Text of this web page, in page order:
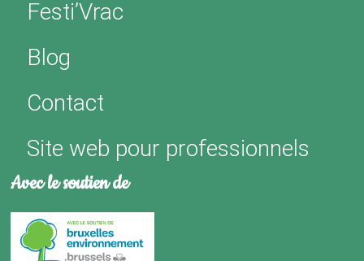
Festi’Vrac
Blog
Contact
Site web pour professionnels
Avec le soutien de